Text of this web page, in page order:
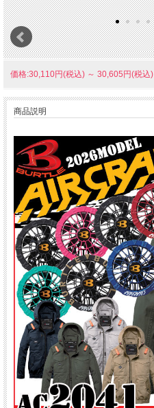
価格:30,110円(税込) ～ 30,605円(税込)
商品説明